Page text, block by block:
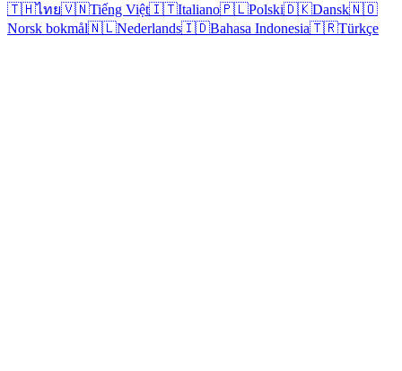
🇹🇭ไทย🇻🇳Tiếng Việt🇮🇹Italiano🇵🇱Polski🇩🇰Dansk🇳🇴
Norsk bokmål🇳🇱Nederlands🇮🇩Bahasa Indonesia🇹🇷Türkçe